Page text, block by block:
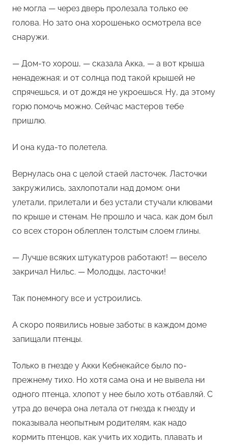
не могла — через дверь пролезала только ее
голова. Но зато она хорошенько осмотрела все
снаружи.
— Дом-то хорош, — сказала Акка, — а вот крыша
ненадежная: и от солнца под такой крышей не
спрячешься, и от дождя не укроешься. Ну, да этому
горю помочь можно. Сейчас мастеров тебе
пришлю.
И она куда-то полетела.
Вернулась она с целой стаей ласточек. Ласточки
закружились, захлопотали над домом: они
улетали, прилетали и без устали стучали клювами
по крыше и стенам. Не прошло и часа, как дом был
со всех сторон облеплен толстым слоем глины.
— Лучше всяких штукатуров работают! — весело
закричал Нильс. — Молодцы, ласточки!
Так понемногу все и устроились.
А скоро появились новые заботы: в каждом доме
запищали птенцы.
Только в гнезде у Акки Кебнекайсе было по-
прежнему тихо. Но хотя сама она и не вывела ни
одного птенца, хлопот у нее было хоть отбавляй. С
утра до вечера она летала от гнезда к гнезду и
показывала неопытным родителям, как надо
кормить птенцов, как учить их ходить, плавать и